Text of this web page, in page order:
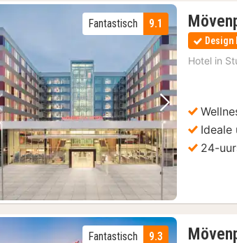
Vorige foto Volgende
9.1
Fantastisch
Design
Hotel in
Ideale
24-
9.3
Fantastisch